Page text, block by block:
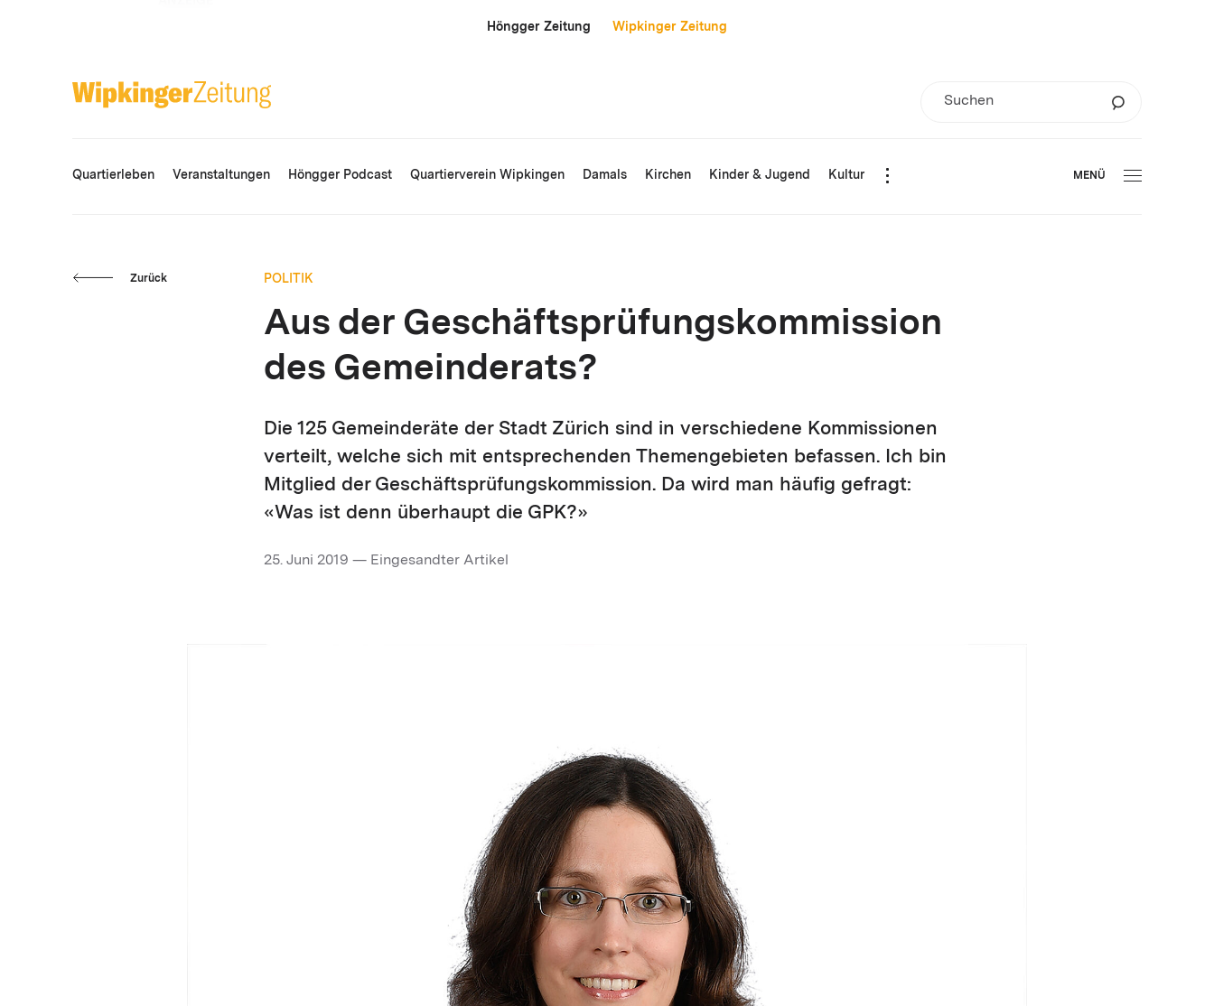
Höngger Zeitung Wipkinger Zeitung
Quartierleben Veranstaltungen Höngger Podcast Quartierverein Wipkingen Damals Kirchen Kinder & Jugend Kultur MENÜ
Zurück POLITIK
Aus der Geschäftsprüfungskommission
des Gemeinderats?
Die 125 Gemeinderäte der Stadt Zürich sind in verschiedene Kommissionen
verteilt, welche sich mit entsprechenden Themengebieten befassen. Ich bin
Mitglied der Geschäftsprüfungskommission. Da wird man häufig gefragt:
«Was ist denn überhaupt die GPK?»
25. Juni 2019 — Eingesandter Artikel